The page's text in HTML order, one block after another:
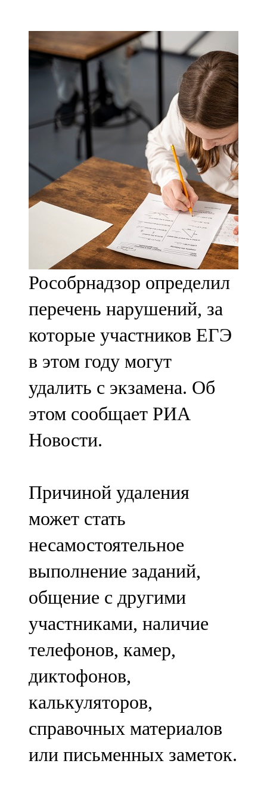
106,2 FM
Минзәлә
107,3 FM
Мөслим
100,0 FM
Нурлат
104,7 FM
Олы Әтнә
71,42 FM
Сарман
107,8 FM
Теләче
106,1 FM
Түбән Кама
102,6 FM
Чирмешән
107,7 FM
103,0 FM
Чүпрәле
91,0 FM
Шәмәрдән
102,3 FM
Яңа чишмә
107,0 FM
Яр Чаллы
105,5 FM
Рособрнадзор определил
перечень нарушений, за
которые участников ЕГЭ
в этом году могут
удалить с экзамена. Об
этом сообщает РИА
Новости.
Причиной удаления
может стать
несамостоятельное
выполнение заданий,
общение с другими
участниками, наличие
телефонов, камер,
диктофонов,
калькуляторов,
справочных материалов
или письменных заметок.